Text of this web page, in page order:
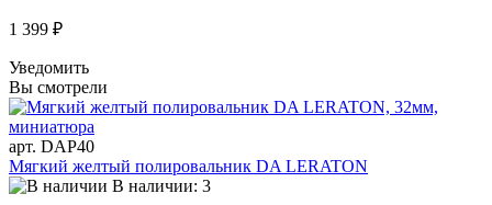
1 399 ₽
Уведомить
Вы смотрели
арт. DAP40
Мягкий желтый полировальник DA LERATON
В наличии: 3